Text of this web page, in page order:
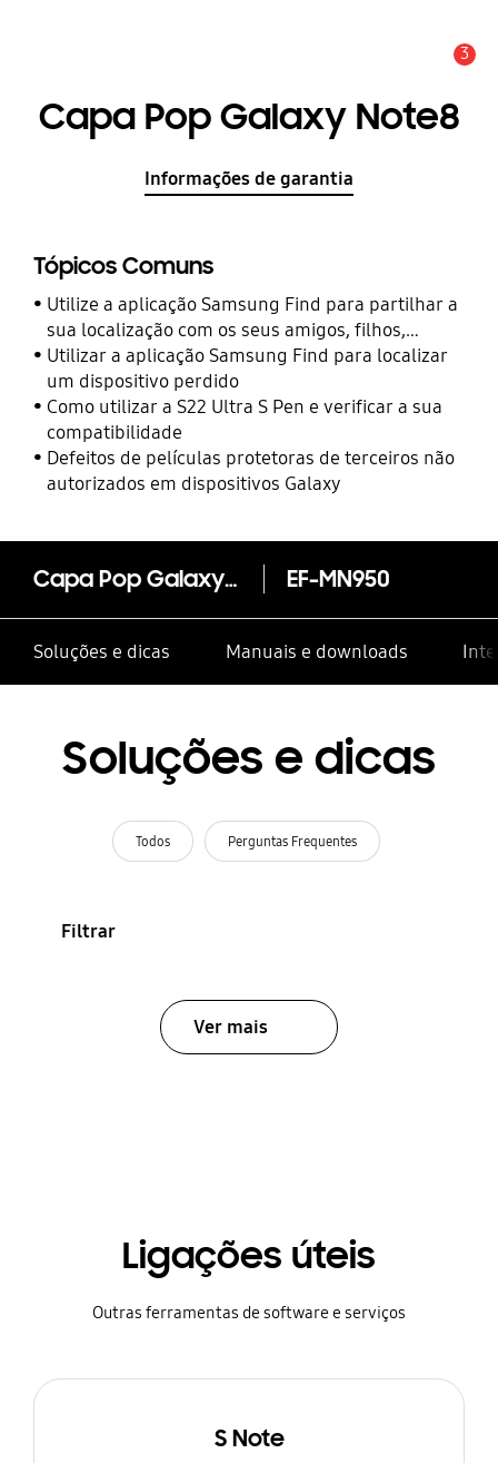
3
Capa Pop Galaxy Note8
Informações de garantia
Tópicos Comuns
Utilize a aplicação Samsung Find para partilhar a
sua localização com os seus amigos, filhos,
familiares e outros contactos
Utilizar a aplicação Samsung Find para localizar
um dispositivo perdido
Como utilizar a S22 Ultra S Pen e verificar a sua
compatibilidade
Defeitos de películas protetoras de terceiros não
autorizados em dispositivos Galaxy
Capa Pop Galaxy Note8 EF-MN950
Soluções e dicas Manuais e downloads
Soluções e dicas
Todos Perguntas Frequentes
Filtrar
Ver mais
Ligações úteis
Outras ferramentas de software e serviços
S Note